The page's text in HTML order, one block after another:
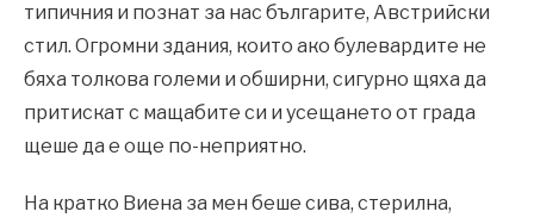
типичния и познат за нас българите, Австрийски
стил. Огромни здания, които ако булевардите не
бяха толкова големи и обширни, сигурно щяха да
притискат с мащабите си и усещането от града
щеше да е още по-неприятно.
На кратко Виена за мен беше сива, стерилна,